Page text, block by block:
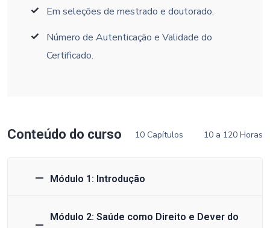
Em seleções de mestrado e doutorado.
Número de Autenticação e Validade do
Certificado.
Conteúdo do curso 10 Capítulos 10 a 120 Horas
Módulo 1: Introdução
Módulo 2: Saúde como Direito e Dever do